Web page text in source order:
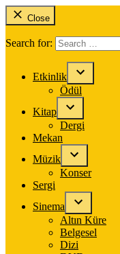
Close
Search for:
Etkinlik
Ödül
Kitap
Dergi
Mekan
Müzik
Konser
Sergi
Sinema
Altın Küre
Belgesel
Dizi